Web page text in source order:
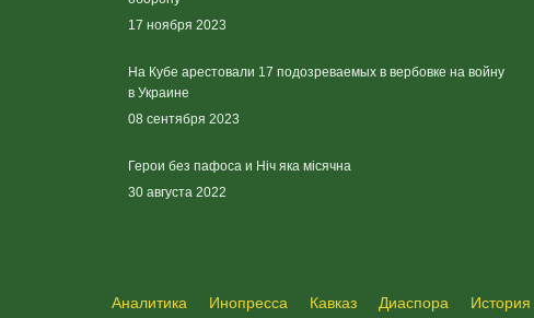
17 ноября 2023
На Кубе арестовали 17 подозреваемых в вербовке на войну
в Украине
08 сентября 2023
Герои без пафоса и Ніч яка місячна
30 августа 2022
Аналитика Инопресса Кавказ Диаспора История